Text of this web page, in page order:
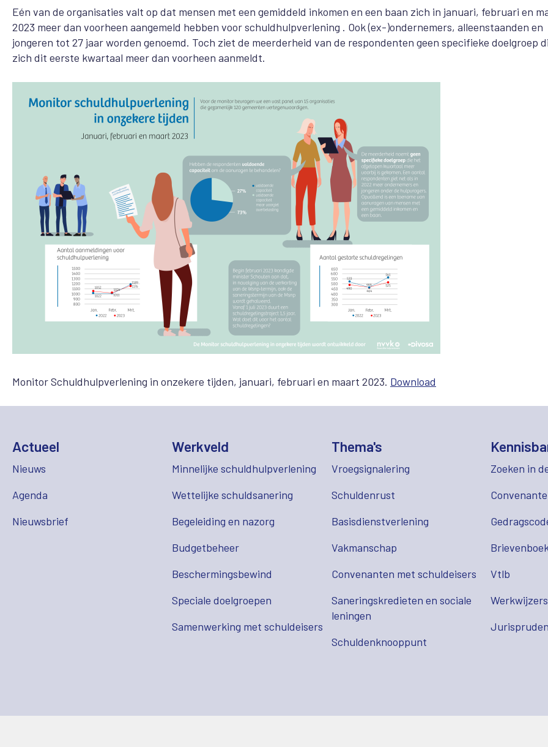
Eén van de organisaties valt op dat mensen met een gemiddeld inkomen en een baan zich in januari, februari en
2023 meer dan voorheen aangemeld hebben voor schuldhulpverlening . Ook (ex-)ondernemers, alleenstaanden en
jongeren tot 27 jaar worden genoemd. Toch ziet de meerderheid van de respondenten geen specifieke doelgroep
zich dit eerste kwartaal meer dan voorheen aanmeldt.
Monitor Schuldhulpverlening in onzekere tijden, januari, februari en maart 2023. Download
Actueel
Nieuws
Agenda
Nieuwsbrief
Werkveld
Minnelijke schuldhulpverlening
Wettelijke schuldsanering
Begeleiding en nazorg
Budgetbeheer
Beschermingsbewind
Speciale doelgroepen
Samenwerking met schuldeisers
Thema's
Vroegsignalering
Schuldenrust
Basisdienstverlening
Vakmanschap
Convenanten met schuldeisers
Saneringskredieten en sociale
leningen
Schuldenknooppunt
Zoeken in
Vtlb
Werkwijzers